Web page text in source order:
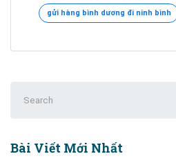
ĐI
NINH
[0395.951.345]
gửi hàng bình dương đi ninh bình
for:
Bài Viết Mới Nhất